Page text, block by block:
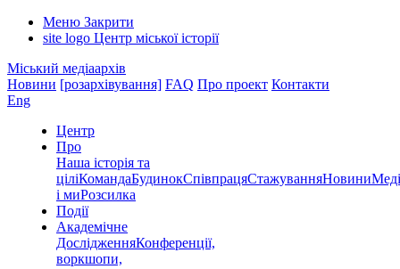
Меню Закрити
site logo Центр міської історії
Міський медіаархів
Новини [розархівування] FAQ Про проект Контакти
Eng
Центр
Про
Наша історія та
ціліКомандаБудинокСпівпрацяСтажуванняНовини
і миРозсилка
Події
Академічне
ДослідженняКонференції,
воркшопи,